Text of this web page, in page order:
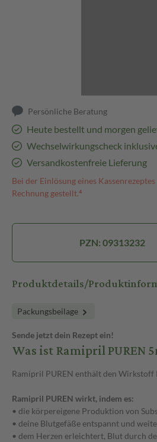
Persönliche Beratung
Heute bestellt und morgen
Wechselwirkungscheck
Versandkostenfreie Lieferung
Bei der Einlösung eines
Rechnung gestellt.⁴
PZN: 09313232
Produktdetails/
Packungsbeilage
Sende jetzt dein Rezept ein!
Was ist Ramipril PUREN
Ramipril PUREN enthält den Wirkstoff
Ramipril PUREN wirkt, indem es:
• die körpereigene Produktion von
• deine Blutgefäße entspannt und
• dem Herzen erleichtert, Blut durch